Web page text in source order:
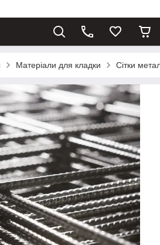
Матеріали для кладки Сітки